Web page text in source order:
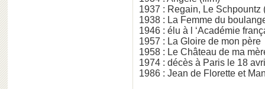
1937 : Regain, Le Schpountz
1938 : La Femme du
1946 : élu à l ‘Académie
1957 : La Gloire de mon père
1958 : Le Château de ma
1974 : décès à Paris le 18
1986 : Jean de Florette et